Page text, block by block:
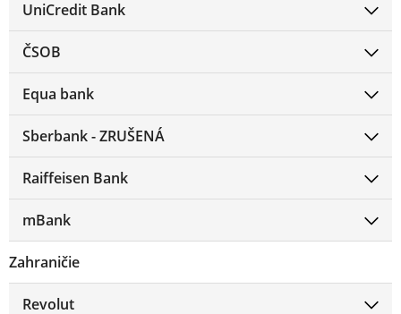
UniCredit Bank
ČSOB
Equa bank
Sberbank - ZRUŠENÁ
Raiffeisen Bank
mBank
Zahraničie
Revolut